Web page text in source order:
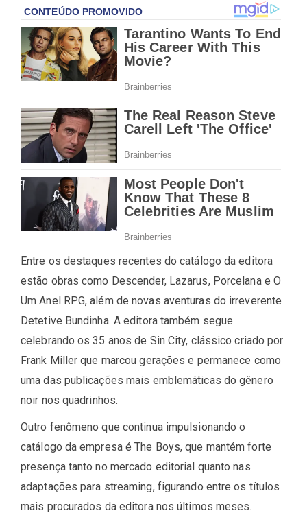
Entre os destaques recentes do catálogo da editora
estão obras como Descender, Lazarus, Porcelana e O
Um Anel RPG, além de novas aventuras do irreverente
Detetive Bundinha. A editora também segue
celebrando os 35 anos de Sin City, clássico criado por
Frank Miller que marcou gerações e permanece como
uma das publicações mais emblemáticas do gênero
noir nos quadrinhos.
Outro fenômeno que continua impulsionando o
catálogo da empresa é The Boys, que mantém forte
presença tanto no mercado editorial quanto nas
adaptações para streaming, figurando entre os títulos
mais procurados da editora nos últimos meses.